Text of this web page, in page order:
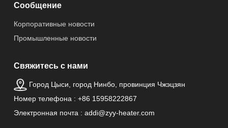
питания
приложением
Происхождение
Zhejiang, China
Сообщение
Корпоративные новости
Промышленные новости
Свяжитесь с нами
Город Цыси, город Нинбо, провинция Чжэцзян
Номер телефона : +86 15958222867
Электронная почта : addi@zyy-heater.com